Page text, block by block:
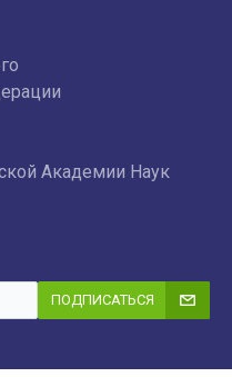
Академии Наук
ПОДПИСАТЬСЯ